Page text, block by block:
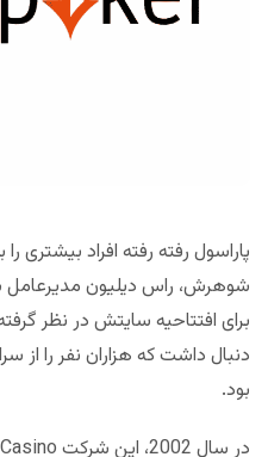
پاراسول رفته رفته افراد
شوهرش، راس دیلیون مدیرعامل
دنبال داشت که هزاران نفر را
بود.